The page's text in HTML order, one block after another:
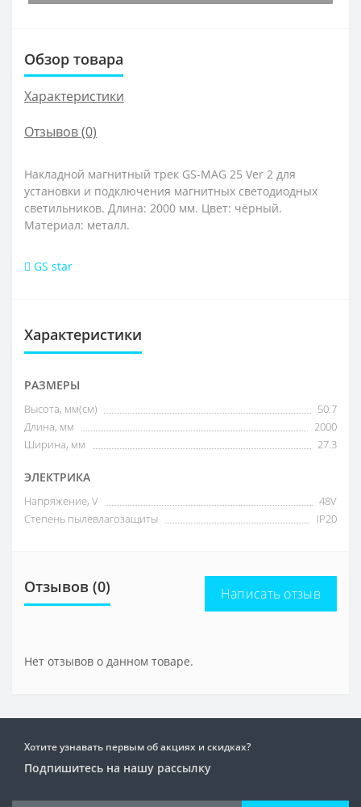
Обзор товара
Характеристики
Отзывов (0)
Накладной магнитный трек GS-MAG 25 Ver 2 для
установки и подключения магнитных светодиодных
светильников. Длина: 2000 мм. Цвет: чёрный.
Материал: металл.
GS star
Характеристики
РАЗМЕРЫ
Высота, мм(см)
50.7
Длина, мм
2000
Ширина, мм
27.3
ЭЛЕКТРИКА
Напряжение, V
48V
Степень пылевлагозащиты
IP20
Отзывов (0) Написать отзыв
Нет отзывов о данном товаре.
Хотите узнавать первым об акциях и скидках?
Подпишитесь на нашу рассылку